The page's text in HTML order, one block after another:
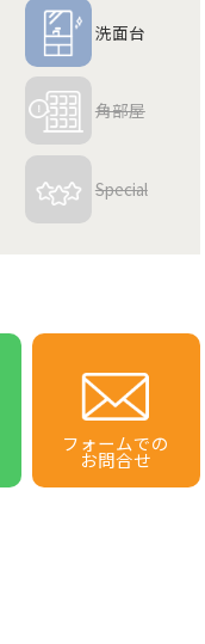
洗面台
角部屋
Special
フォームでの
お問合せ